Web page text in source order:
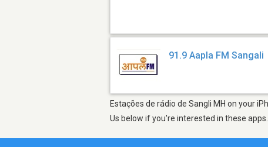
91.9 Aapla FM Sangali
Estações de rádio de Sangli MH on your
Us below if you're interested in these